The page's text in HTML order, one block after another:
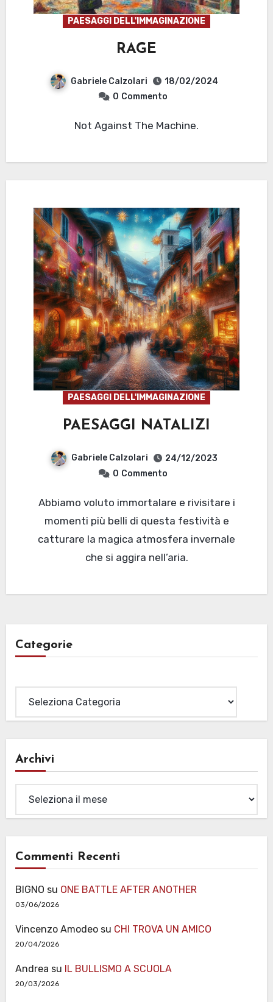
PAESAGGI DELL'IMMAGINAZIONE
RAGE
Gabriele Calzolari
18/02/2024
0 Commento
Not Against The Machine.
PAESAGGI DELL'IMMAGINAZIONE
PAESAGGI NATALIZI
Gabriele Calzolari
24/12/2023
0 Commento
Abbiamo voluto immortalare e rivisitare i
momenti più belli di questa festività e
catturare la magica atmosfera invernale
che si aggira nell’aria.
Categorie
Archivi
Commenti Recenti
BIGNO su ONE BATTLE AFTER ANOTHER
03/06/2026
Vincenzo Amodeosu CHI TROVA UN AMICO
20/04/2026
Andrea su IL BULLISMO A SCUOLA
20/03/2026